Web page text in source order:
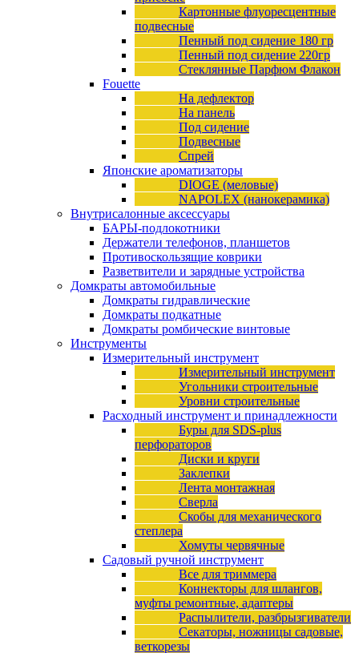
Картонные флуоресцентные
подвесные
Пенный под сидение 180 гр
Пенный под сидение 220гр
Стеклянные Парфюм Флакон
Fouette
На дефлектор
На панель
Под сидение
Подвесные
Спрей
Японские ароматизаторы
DIOGE (меловые)
NAPOLEX (нанокерамика)
Внутрисалонные аксессуары
БАРЫ-подлокотники
Держатели телефонов, планшетов
Противоскользящие коврики
Разветвители и зарядные устройства
Домкраты автомобильные
Домкраты гидравлические
Домкраты подкатные
Домкраты ромбические винтовые
Инструменты
Измерительный инструмент
Измерительный инструмент
Угольники строительные
Уровни строительные
Расходный инструмент и принадлежности
Буры для SDS-plus
перфораторов
Диски и круги
Заклепки
Лента монтажная
Сверла
Скобы для механического
степлера
Хомуты червячные
Садовый ручной инструмент
Все для триммера
Коннекторы для шлангов,
муфты ремонтные, адаптеры
Распылители, разбрызгиватели
Секаторы, ножницы садовые,
веткорезы